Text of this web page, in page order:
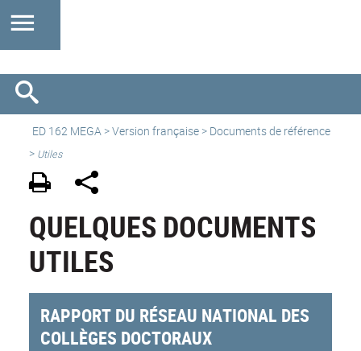
ED 162 MEGA >Version française > Documents de référence
> Utiles
QUELQUES DOCUMENTS
UTILES
RAPPORT DU RÉSEAU NATIONAL DES
COLLÈGES DOCTORAUX